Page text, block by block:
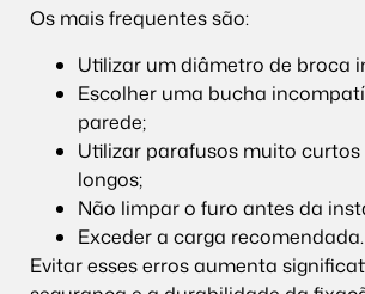
Os mais frequentes são:
Utilizar um diâmetro de broca
Escolher uma bucha
parede;
Utilizar parafusos muito
longos;
Não limpar o furo antes da
Exceder a carga recomendada.
Evitar esses erros aumenta